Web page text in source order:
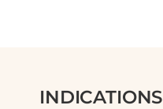
INDICATIONS